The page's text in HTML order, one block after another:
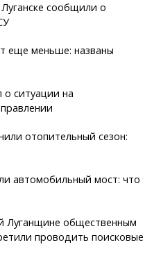
сообщили о
еще меньше: названы
о ситуации на
отопительный сезон:
автомобильный мост: что
Луганщине общественным
проводить поисковые